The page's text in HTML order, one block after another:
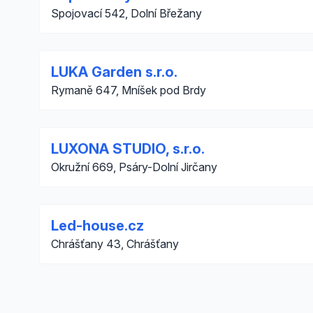
Spojovací 542, Dolní Břežany
LUKA Garden s.r.o.
Rymaně 647, Mníšek pod Brdy
LUXONA STUDIO, s.r.o.
Okružní 669, Psáry-Dolní Jirčany
Led-house.cz
Chrášťany 43, Chrášťany